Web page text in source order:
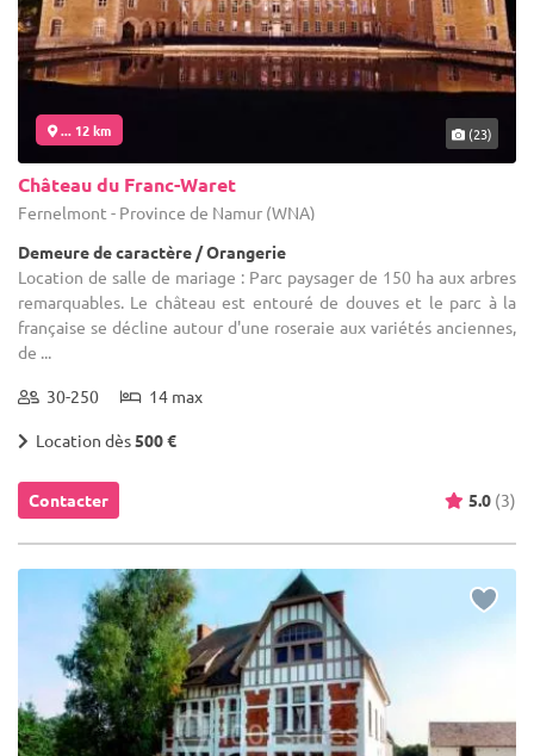
... 12 km (23)
Château du Franc-Waret
Fernelmont - Province de Namur (WNA)
Demeure de caractère / Orangerie
Location de salle de mariage : Parc paysager de 150 ha aux arbres
remarquables. Le château est entouré de douves et le parc à la
française se décline autour d'une roseraie aux variétés anciennes,
de ...
30-250 14 max
Location dès500 €
Contacter 5.0 (3)